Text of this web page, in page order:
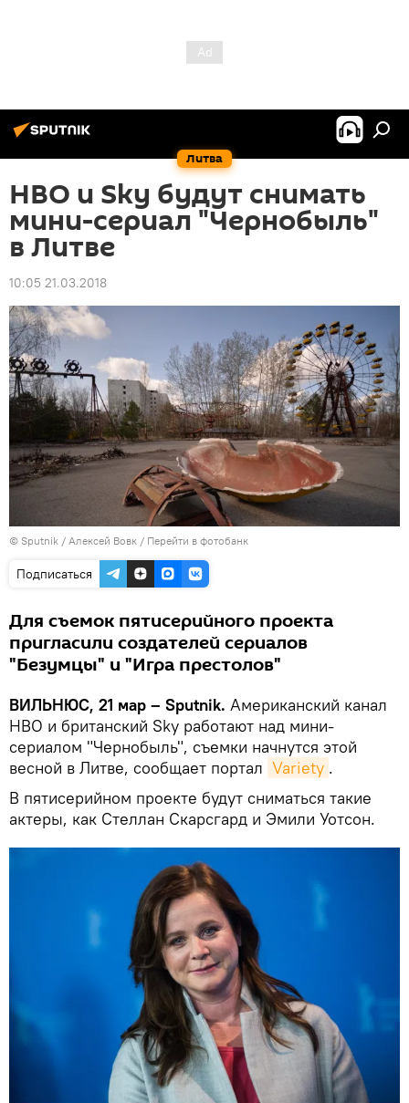
Литва
HBO и Sky будут снимать
мини-сериал "Чернобыль"
в Литве
10:05 21.03.2018
© Sputnik / Алексей Вовк / Перейти в фотобанк
Подписаться
Для съемок пятисерийного проекта
пригласили создателей сериалов
"Безумцы" и "Игра престолов"
ВИЛЬНЮС, 21 мар – Sputnik. Американский канал
HBO и британский Sky работают над мини-
сериалом "Чернобыль", съемки начнутся этой
весной в Литве, сообщает портал Variety .
В пятисерийном проекте будут сниматься такие
актеры, как Стеллан Скарсгард и Эмили Уотсон.